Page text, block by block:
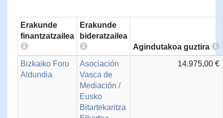
Erakunde
finantzatzailea
Erakunde
bideratzailea
Agindutakoa guztira
Bizkaiko Foru
Aldundia
Asociación
Vasca de
Mediación /
Eusko
Bitartekaritza
14.975,00 €